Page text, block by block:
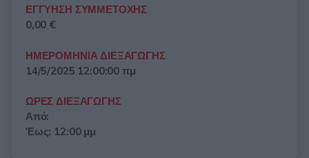
ΕΓΓΥΗΣΗ ΣΥΜΜΕΤΟΧΗΣ
0,00 €
ΗΜΕΡΟΜΗΝΙΑ ΔΙΕΞΑΓΩΓΗΣ
14/5/2025 12:00:00 πμ
ΩΡΕΣ ΔΙΕΞΑΓΩΓΗΣ
Από:
Έως: 12:00 μμ